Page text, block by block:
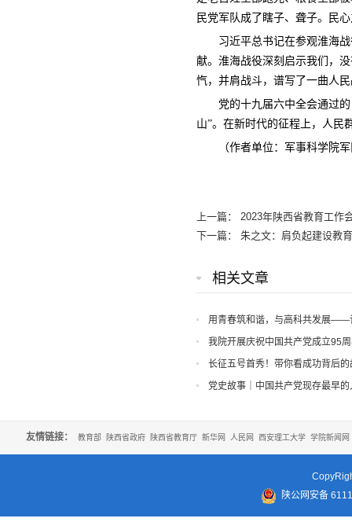
民党军队成了瞎子、聋子。民
习近平总书记在参观淮海
献。淮海战役深刻启示我们，
忾，并肩战斗，谱写了一曲人
党的十九届六中全会通过
山”。在新时代的征程上，人民
（作者单位：军事科学院
上一篇： 2023年陕西省教育工作
下一篇： 朱之文：肩负起建设教
相关文章
用青春筑和谐，与高科共发展——
表大会胜利召开
我院开展庆祝中国共产党成立95
长征五号首秀！带你看成功背后的
党史故事｜中国共产党现存最早的
友情链接： 教育部 陕西省政府 陕西省教育厅 新华网 人民网 西安理工大学 学院新闻网
陕公网安备